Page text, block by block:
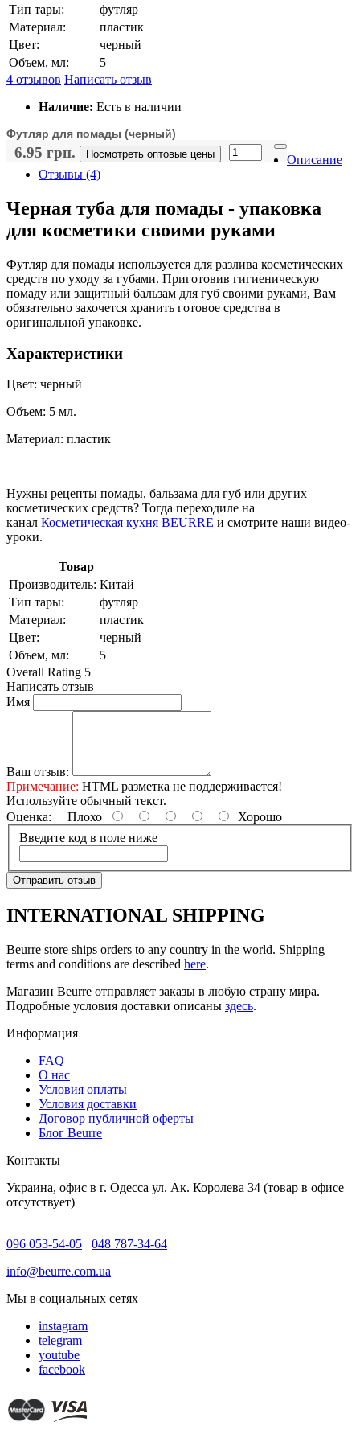
Тип тары:
футляр
Материал:
пластик
Цвет:
черный
Объем, мл:
5
4 отзывов Написать отзыв
Наличие: Есть в наличии
Футляр для помады (черный)
6.95 грн. Посмотреть оптовые цены
Описание
Отзывы (4)
Черная туба для помады - упаковка
для косметики своими руками
Футляр для помады используется для разлива косметических
средств по уходу за губами. Приготовив гигиеническую
помаду или защитный бальзам для губ своими руками, Вам
обязательно захочется хранить готовое средства в
оригинальной упаковке.
Характеристики
Цвет: черный
Объем: 5 мл.
Материал: пластик
Нужны рецепты помады, бальзама для губ или других
косметических средств? Тогда переходиле на
канал Косметическая кухня BEURRE и смотрите наши видео-
уроки.
Товар
Производитель: Китай
Тип тары:
футляр
Материал:
пластик
Цвет:
черный
Объем, мл:
5
Overall Rating 5
Написать отзыв
Имя
Ваш отзыв:
Примечание: HTML разметка не поддерживается!
Используйте обычный текст.
Оценка: Плохо
Хорошо
Введите код в поле ниже
Отправить отзыв
INTERNATIONAL SHIPPING
Beurre store ships orders to any country in the world. Shipping
terms and conditions are described here.
Магазин Beurre отправляет заказы в любую страну мира.
Подробные условия доставки описаны здесь.
Информация
FAQ
O нас
Условия оплаты
Условия доставки
Договор публичной оферты
Блог Beurre
Контакты
Украина, офис в г. Одесса ул. Ак. Королева 34 (товар в офисе
отсутствует)
096 053-54-05
048 787-34-64
info@beurre.com.ua
Мы в социальных сетях
instagram
telegram
youtube
facebook